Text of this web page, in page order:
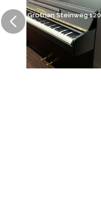
Grotrian Steinweg 120